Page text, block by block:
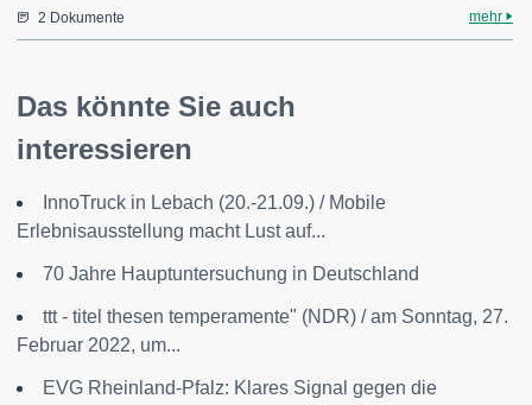
2 Dokumente mehr
Das könnte Sie auch
interessieren
InnoTruck in Lebach (20.-21.09.) / Mobile
Erlebnisausstellung macht Lust auf...
70 Jahre Hauptuntersuchung in Deutschland
ttt - titel thesen temperamente" (NDR) / am Sonntag, 27.
Februar 2022, um...
EVG Rheinland-Pfalz: Klares Signal gegen die